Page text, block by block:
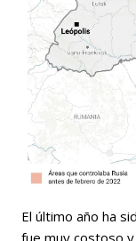
El último año ha
fue muy costoso